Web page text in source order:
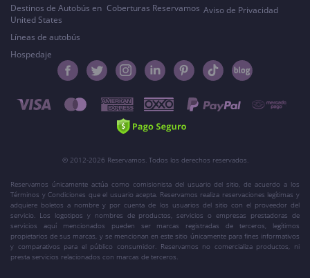
Destinos de Autobús en
United States
Líneas de autobús
Hospedaje
Coberturas Reservamos Aviso de Privacidad
© 2012-2026 Reservamos. Todos los derechos reservados.
Reservamos únicamente actúa como comisionista del usuario del sitio, de acuerdo a los
Términos y Condiciones que el usuario acepta. Reservamos realiza reservaciones legítimas y
adquiere boletos a nombre y por cuenta de los usuarios del sitio con el proveedor del
servicio. Los logotipos y nombres de productos, servicios o empresas prestadoras de
servicios aquí mencionados pueden ser marcas registradas de terceros, legítimos
propietarios de sus marcas, y se mencionan en este sitio únicamente para fines informativos
y comparativos para el público consumidor. Reservamos no comercializa productos, ni
presta servicios relacionados con marcas de terceros.